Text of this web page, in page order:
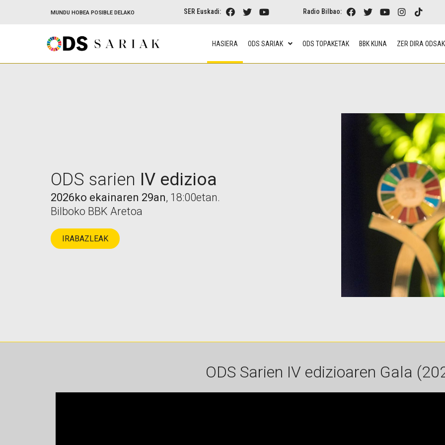
MUNDU HOBEA POSIBLE DELAKO SER Euskadi: Radio Bilbao:
HASIERA ODS SARIAK ODS TOPAKETAK BBK KUNA ZER DIRA ODSAK
ODS sarien IV edizioa
2026ko ekainaren 29an, 18:00etan.
Bilboko BBK Aretoa
IRABAZLEAK
ODS Sarien IV edizioaren Gala